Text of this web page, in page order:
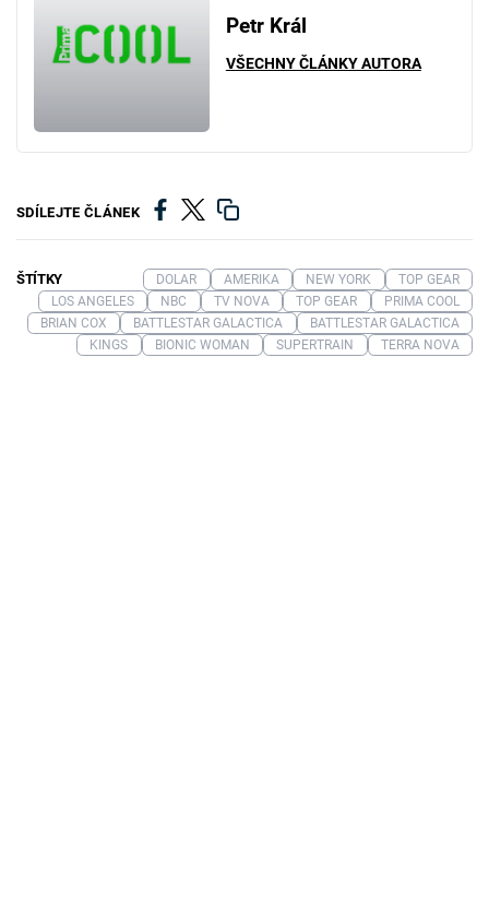
Petr Král
VŠECHNY ČLÁNKY AUTORA
SDÍLEJTE ČLÁNEK
ŠTÍTKY DOLAR AMERIKA NEW YORK
TOP GEAR
LOS ANGELES
NBC TV NOVA TOP GEAR
PRIMA COOL
BRIAN COX
BATTLESTAR GALACTICA
BATTLESTAR GALACTICA
KINGS
BIONIC WOMAN SUPERTRAIN TERRA NOVA